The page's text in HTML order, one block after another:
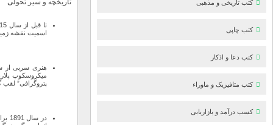
اسمیت نقشه
میکروسکوپ
پتروگرافی”
کتب تاریخی و مذهبی
کتب چاپی
کتب دعا و اذکار
کتب متافیزیک و ماوراء
کسب درآمد و بازاریابی